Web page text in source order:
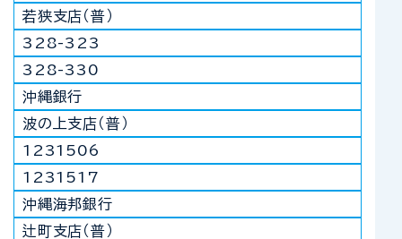
若狭支店（普）
328-323
328-330
沖縄銀行
波の上支店（普）
1231506
1231517
沖縄海邦銀行
辻町支店（普）